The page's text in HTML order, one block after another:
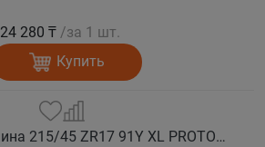
24 280 ₸ /за 1 шт.
Купить
DAVANTI Автошина 215/45 ZR17 91Y XL PROTOURA SPORT RPR лето